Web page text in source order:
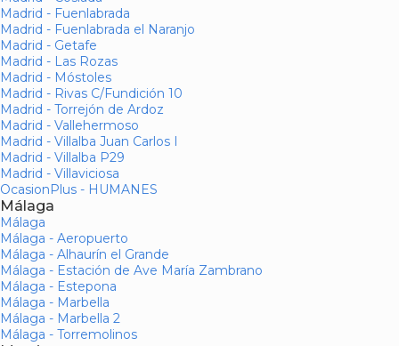
Madrid - Fuenlabrada
Madrid - Fuenlabrada el Naranjo
Madrid - Getafe
Madrid - Las Rozas
Madrid - Móstoles
Madrid - Rivas C/Fundición 10
Madrid - Torrejón de Ardoz
Madrid - Vallehermoso
Madrid - Villalba Juan Carlos I
Madrid - Villalba P29
Madrid - Villaviciosa
OcasionPlus - HUMANES
Málaga
Málaga
Málaga - Aeropuerto
Málaga - Alhaurín el Grande
Málaga - Estación de Ave María Zambrano
Málaga - Estepona
Málaga - Marbella
Málaga - Marbella 2
Málaga - Torremolinos